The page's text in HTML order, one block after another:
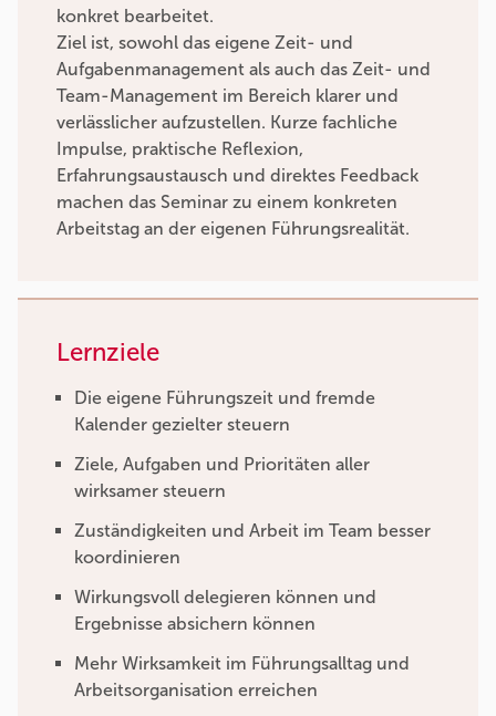
konkret bearbeitet.
Ziel ist, sowohl das eigene Zeit- und
Aufgabenmanagement als auch das Zeit- und
Team-Management im Bereich klarer und
verlässlicher aufzustellen. Kurze fachliche
Impulse, praktische Reflexion,
Erfahrungsaustausch und direktes Feedback
machen das Seminar zu einem konkreten
Arbeitstag an der eigenen Führungsrealität.
Lernziele
Die eigene Führungszeit und fremde
Kalender gezielter steuern
Ziele, Aufgaben und Prioritäten aller
wirksamer steuern
Zuständigkeiten und Arbeit im Team besser
koordinieren
Wirkungsvoll delegieren können und
Ergebnisse absichern können
Mehr Wirksamkeit im Führungsalltag und
Arbeitsorganisation erreichen